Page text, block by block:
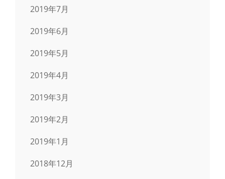
2019年7月
2019年6月
2019年5月
2019年4月
2019年3月
2019年2月
2019年1月
2018年12月